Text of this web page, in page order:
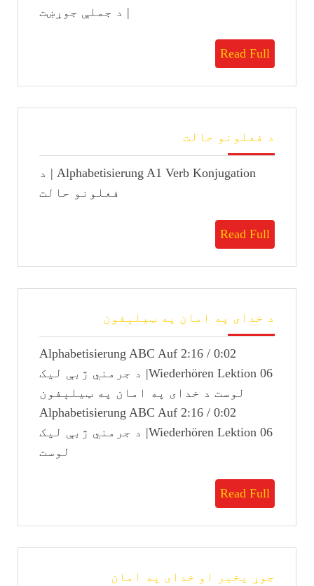
| د جملې جوړښت
Read Full
Read
Full
د فعلونو حالت
فعلونو
حالت
Alphabetisierung A1 Verb Konjugation | د
فعلونو حالت
Read Full
Read
Full
د خدای په امان په ټیلېفون
په
امان
په
0:02 / 2:16 Alphabetisierung ABC Auf
Wiederhören Lektion 06| د جرمني ژبې لیک
لوست د خدای په امان په ټیلېفون
0:02 / 2:16 Alphabetisierung ABC Auf
Wiederhören Lektion 06| د جرمني ژبې لیک
لوست
Read Full
Read
Full
جوړ پخیر او خدای په امان